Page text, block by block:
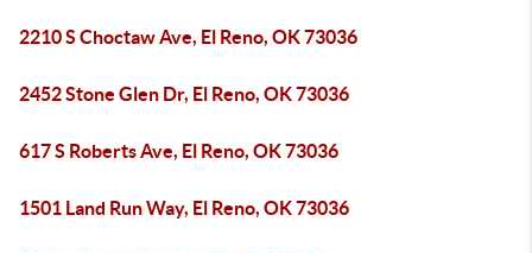
2210 S Choctaw Ave, El Reno, OK 73036
2452 Stone Glen Dr, El Reno, OK 73036
617 S Roberts Ave, El Reno, OK 73036
1501 Land Run Way, El Reno, OK 73036